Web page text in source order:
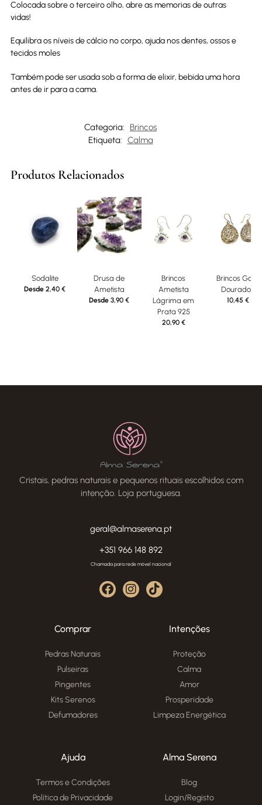
Colocada sobre o terceiro olho, abre as memorias de outras
vidas!
Equilibra os níveis de cálcio no corpo, ajuda nos dentes, ossos e
tecidos moles
Também pode ser usada sob a forma de elixir, bebida uma hora
antes de ir para a cama.
Categoria:
Brincos
Etiqueta: Calma
Produtos Relacionados
Sodalite
Desde2,40€
Drusa de
Ametista
Desde3,90€
Brincos
Ametista
Lágrima em
Prata 925
20,90 €
Brincos Gota
Dourados
10,45 €
Cristais, pedras naturais e pequenos rituais escolhidos com
intenção. Loja portuguesa.
geral@almaserena.pt
+351 966 148 892
Chamada para rede móvel nacional
Comprar
Pedras Naturais
Pulseiras
Pingentes
Kits Serenos
Defumadores
Intenções
Proteção
Calma
Amor
Prosperidade
Limpeza Energética
Ajuda
Termos e Condições
Política de Privacidade
Alma Serena
Blog
Login/Registo